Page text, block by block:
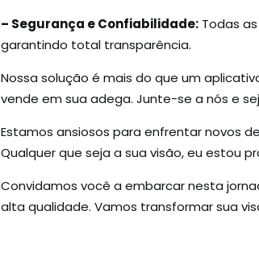
– Segurança e Confiabilidade:Todas
garantindo total transparência.
Nossa solução é mais do que um
vende em sua adega. Junte-se a nós e
Estamos ansiosos para enfrentar novos
Qualquer que seja a sua visão, eu estou
Convidamos você a embarcar nesta
alta qualidade. Vamos transformar sua